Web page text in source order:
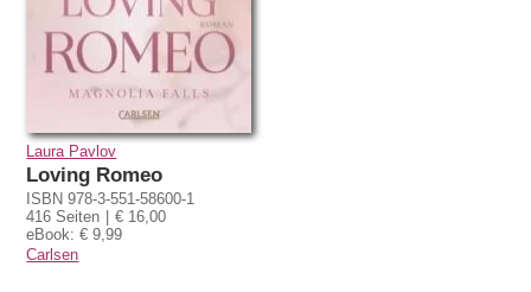
Laura Pavlov
Loving Romeo
ISBN 978-3-551-58600-1
416 Seiten
€ 16,00
eBook: € 9,99
Carlsen